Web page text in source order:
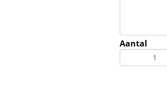
Aantal